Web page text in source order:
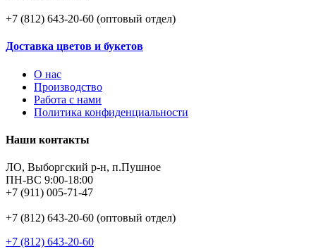
+7 (812) 643-20-60 (оптовый отдел)
Доставка цветов и букетов
О нас
Производство
Работа с нами
Политика конфиденциальности
Наши контакты
ЛО, Выборгский р-н, п.Пушное
ПН-ВС 9:00-18:00
+7 (911) 005-71-47
+7 (812) 643-20-60 (оптовый отдел)
+7 (812) 643-20-60